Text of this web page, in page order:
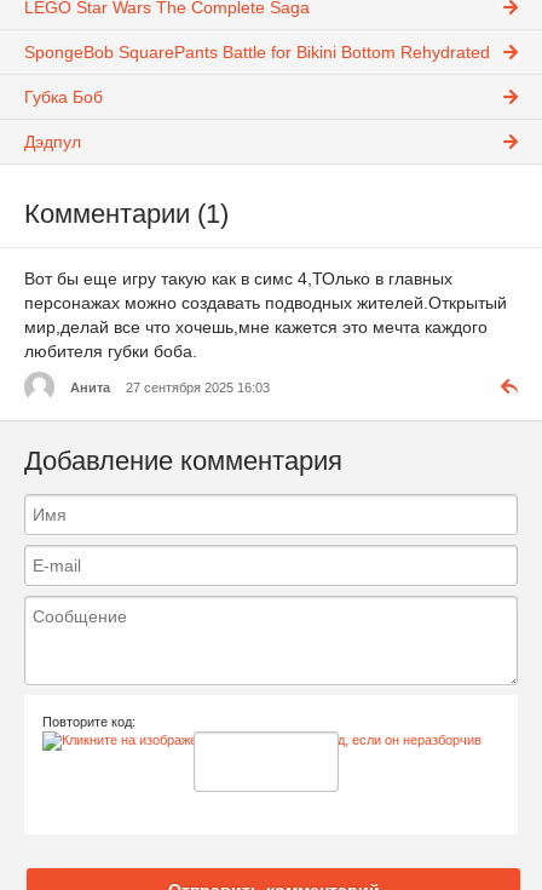
LEGO Star Wars The Complete Saga
SpongeBob SquarePants Battle for Bikini Bottom Rehydrated
Губка Боб
Дэдпул
Комментарии (1)
Вот бы еще игру такую как в симс 4,ТОлько в главных
персонажах можно создавать подводных жителей.Открытый
мир,делай все что хочешь,мне кажется это мечта каждого
любителя губки боба.
Анита 27 сентября 2025 16:03
Добавление комментария
Повторите код: